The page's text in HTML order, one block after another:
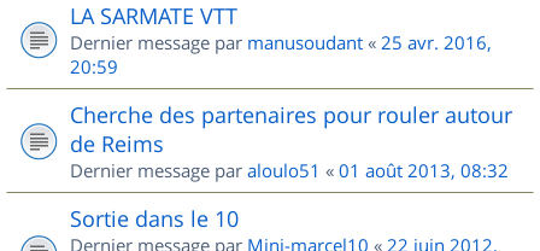
LA SARMATE VTT
Dernier message par manusoudant « 25 avr. 2016,
20:59
Cherche des partenaires pour rouler autour
de Reims
Dernier message par aloulo51 « 01 août 2013, 08:32
Sortie dans le 10
Dernier message par Mini-marcel10 « 22 juin 2012,